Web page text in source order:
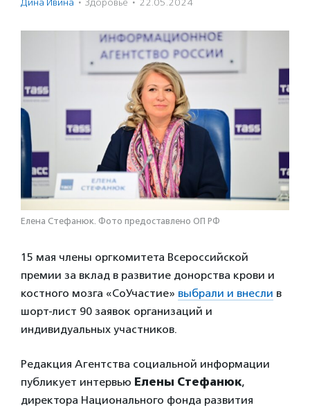
Дина Ивина · Здоровье · 22.05.2024
Елена Стефанюк. Фото предоставлено ОП РФ
15 мая члены оргкомитета Всероссийской
премии за вклад в развитие донорства крови и
костного мозга «СоУчастие» выбрали и внесли в
шорт-лист 90 заявок организаций и
индивидуальных участников.
Редакция Агентства социальной информации
публикует интервью Елены Стефанюк,
директора Национального фонда развития